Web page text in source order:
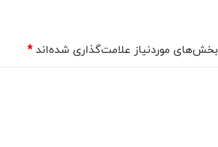
بخش‌های موردنیاز علامت‌گذاری شده‌اند*